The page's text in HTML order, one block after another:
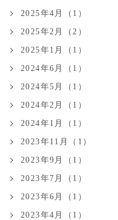
2025年4月（1）
2025年2月（2）
2025年1月（1）
2024年6月（1）
2024年5月（1）
2024年2月（1）
2024年1月（1）
2023年11月（1）
2023年9月（1）
2023年7月（1）
2023年6月（1）
2023年4月（1）